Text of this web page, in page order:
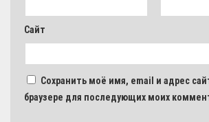
Сайт
Сохранить моё имя, email и адрес
браузере для последующих моих